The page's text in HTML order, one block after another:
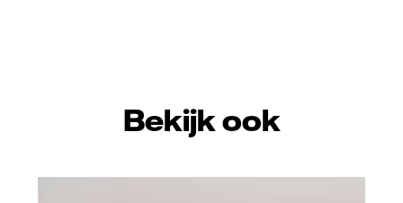
Bekijk ook